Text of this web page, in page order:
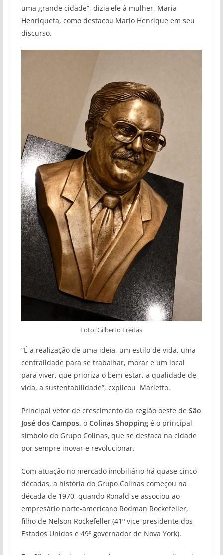
uma grande cidade”, dizia ele à mulher, Maria
Henriqueta, como destacou Mario Henrique em seu
discurso.
Foto: Gilberto Freitas
“É a realização de uma ideia, um estilo de vida, uma
centralidade para se trabalhar, morar e um local
para viver, que prioriza o bem-estar, a qualidade de
vida, a sustentabilidade”, explicou Marietto.
Principal vetor de crescimento da região oeste de São
José dos Campos, o Colinas Shopping é o principal
símbolo do Grupo Colinas, que se destaca na cidade
por sempre inovar e revolucionar.
Com atuação no mercado imobiliário há quase cinco
décadas, a história do Grupo Colinas começou na
década de 1970, quando Ronald se associou ao
empresário norte-americano Rodman Rockefeller,
filho de Nelson Rockefeller (41º vice-presidente dos
Estados Unidos e 49º governador de Nova York).